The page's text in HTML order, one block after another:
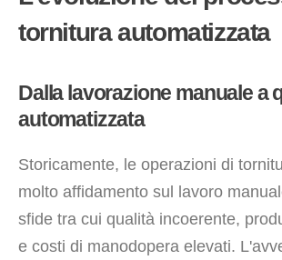
tornitura automatizzata
Dalla lavorazione manuale a
automatizzata
Storicamente, le operazioni di
molto affidamento sul lavoro
sfide tra cui qualità incoerente,
e costi di manodopera elevati.